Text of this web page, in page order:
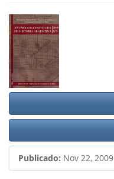
Barra
lateral
del
artículo
Publicado: Nov 22, 2009